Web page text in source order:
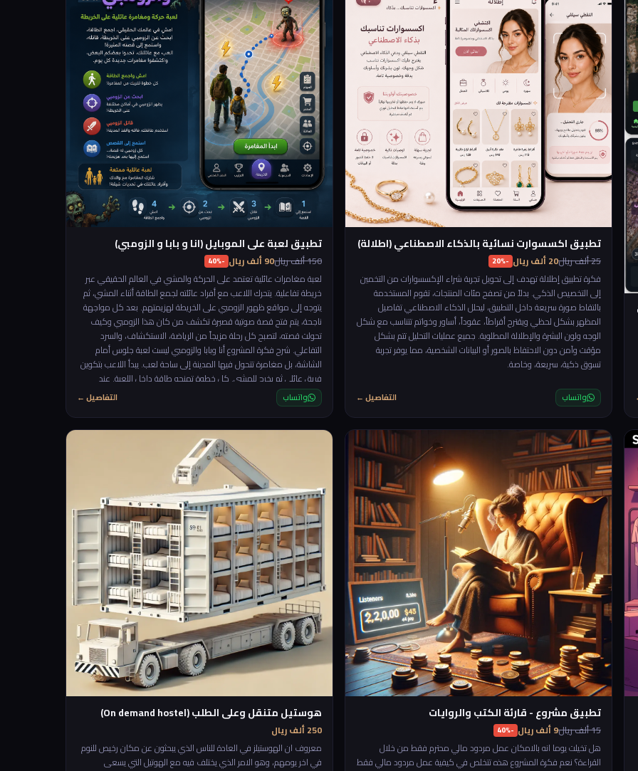
تطبيق اكسسوارت نسائية بالذكاء الاصطناعي (اطلالة)
25 ألف ريال 20 ألف ريال -20%
فكرة تطبيق إطلالة تهدف إلى تحويل تجربة شراء الإكسسوارات من التخمين
إلى التخصيص الذكي. بدلاً من تصفح مئات المنتجات، تقوم المستخدمة
بالتقاط صورة سريعة داخل التطبيق، ليحلل الذكاء الاصطناعي تفاصيل
المظهر بشكل لحظي ويقترح أقراطاً، عقوداً، أساور وخواتم تتناسب مع شكل
الوجه ولون البشرة والإطلالة المطلوبة. جميع عمليات التحليل تتم بشكل
مؤقت وآمن دون الاحتفاظ بالصور أو البيانات الشخصية، مما يوفر تجربة
تسوق ذكية، سريعة، وخاصة.
واتساب التفاصيل ←
تطبيق لعبة على الموبايل (انا و بابا و الزومبي)
150 ألف ريال 90 ألف ريال -40%
لعبة مغامرات عائلية تعتمد على الحركة والمشي في العالم الحقيقي عبر
خريطة تفاعلية. يتحرك اللاعب مع أفراد عائلته لجمع الطاقة أثناء المشي، ثم
يتوجه إلى مواقع ظهور الزومبي على الخريطة لهزيمتهم. بعد كل مواجهة
ناجحة، يتم فتح قصة صوتية قصيرة تكشف من كان هذا الزومبي وكيف
تحولت قصته، لتصبح كل رحلة مزيجاً من الرياضة، الاستكشاف، والسرد
التفاعلي. شرح فكرة المشروع أنا وبابا والزومبي ليست لعبة جلوس أمام
الشاشة، بل مغامرة تتحول فيها المدينة إلى ساحة لعب. يبدأ اللاعب بتكوين
فريق عائلي ثم يخرج للمشي. كل خطوة تمنحه طاقة داخل اللعبة. عند
الوصول إلى مستوى طاقة معين يظهر زومبي في موقع جديد على
الخريطة، وعلى الفريق الوصول إليه والقضاء عليه. بعد الانتصار، لا ينتهي
الأمر… بل يبدأ جزء جديد: يتم تشغيل قصة صوتية قصيرة تكشف خلفية ذلك
الزومبي، أسراره، أو رسالته، ثم يظهر تحدٍ جديد في مكان مختلف. اللعبة
تشجع على: 🚶 الحركة اليومية 👨‍👩‍👧 اللعب العائلي 🗺️ استكشاف
الأماكن 🎧 الاستماع للقصص والمغامرات 🏆 تحقيق إنجازات جماعية
واتساب التفاصيل ←
تطبيق مشروع - قارئة الكتب والروايات
15 ألف ريال 9 ألف ريال -40%
هل تخيلت يوما انه بالامكان عمل مردود مالي محترم فقط من خلال
القراءة؟ نعم فكرة المشروع هذه تتخلص في كيفية عمل مردود مالي فقط
هوستيل متنقل وعلى الطلب (On demand hostel)
250 ألف ريال
معروف ان الهوستيلز في العادة للناس الذي يبحثون عن مكان رخيص للنوم
في اخر يومهم، وهو الامر الذي يختلف فيه مع الهوتيل التي يسعى